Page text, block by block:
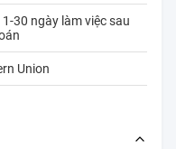
30 ngày làm việc sau
Union